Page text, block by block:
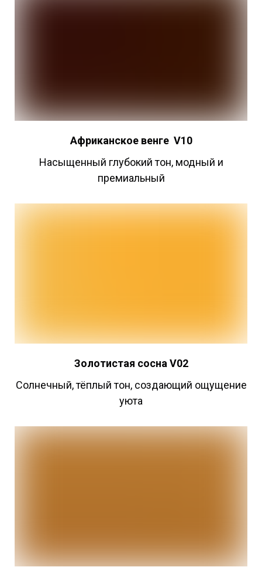
Африканское венге V10
Насыщенный глубокий тон, модный и
премиальный
Золотистая сосна V02
Cолнечный, тёплый тон, создающий ощущение
уюта